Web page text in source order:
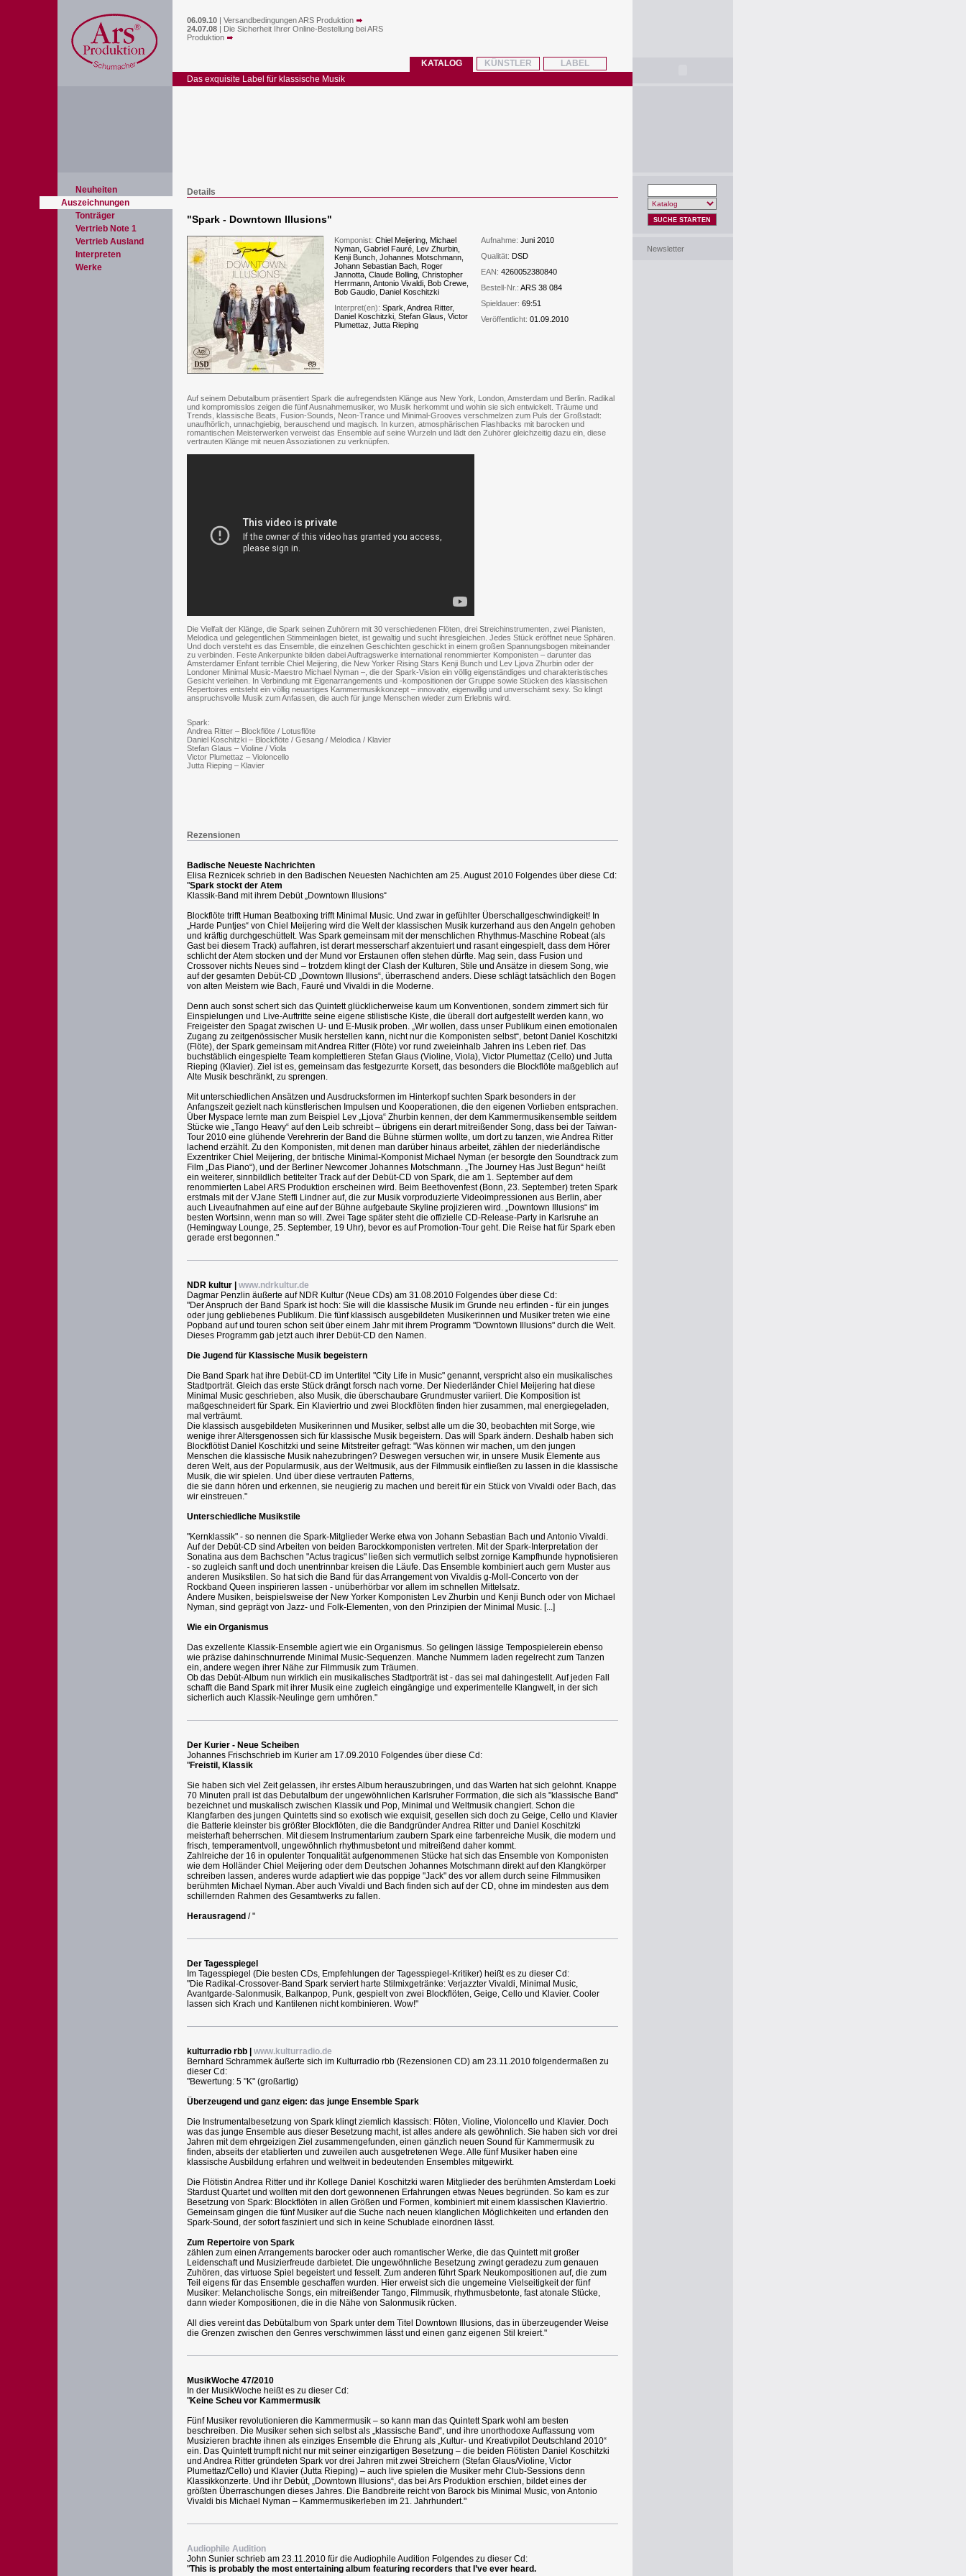
06.09.10 | Versandbedingungen ARS Produktion
24.07.08 | Die Sicherheit Ihrer Online-Bestellung bei ARS
Produktion
KATALOG KÜNSTLER
LABEL
Das exquisite Label für klassische Musik
Neuheiten
Auszeichnungen
Tonträger
Vertrieb Note 1
Vertrieb Ausland
Interpreten
Werke
Details
"Spark - Downtown Illusions"
Komponist: Chiel Meijering, Michael
Nyman, Gabriel Fauré, Lev Zhurbin,
Kenji Bunch, Johannes Motschmann,
Johann Sebastian Bach, Roger
Jannotta, Claude Bolling, Christopher
Herrmann, Antonio Vivaldi, Bob Crewe,
Bob Gaudio, Daniel Koschitzki
Interpret(en): Spark, Andrea Ritter,
Daniel Koschitzki, Stefan Glaus, Victor
Plumettaz, Jutta Rieping
Aufnahme: Juni 2010
Qualität: DSD
EAN: 4260052380840
Bestell-Nr.: ARS 38 084
Spieldauer: 69:51
Veröffentlicht: 01.09.2010
Auf seinem Debutalbum präsentiert Spark die aufregendsten Klänge aus New York, London, Amsterdam und Berlin. Radikal
und kompromisslos zeigen die fünf Ausnahmemusiker, wo Musik herkommt und wohin sie sich entwickelt. Träume und
Trends, klassische Beats, Fusion-Sounds, Neon-Trance und Minimal-Grooves verschmelzen zum Puls der Großstadt:
unaufhörlich, unnachgiebig, berauschend und magisch. In kurzen, atmosphärischen Flashbacks mit barocken und
romantischen Meisterwerken verweist das Ensemble auf seine Wurzeln und lädt den Zuhörer gleichzeitig dazu ein, diese
vertrauten Klänge mit neuen Assoziationen zu verknüpfen.
Die Vielfalt der Klänge, die Spark seinen Zuhörern mit 30 verschiedenen Flöten, drei Streichinstrumenten, zwei Pianisten,
Melodica und gelegentlichen Stimmeinlagen bietet, ist gewaltig und sucht ihresgleichen. Jedes Stück eröffnet neue Sphären.
Und doch versteht es das Ensemble, die einzelnen Geschichten geschickt in einem großen Spannungsbogen miteinander
zu verbinden. Feste Ankerpunkte bilden dabei Auftragswerke international renommierter Komponisten – darunter das
Amsterdamer Enfant terrible Chiel Meijering, die New Yorker Rising Stars Kenji Bunch und Lev Ljova Zhurbin oder der
Londoner Minimal Music-Maestro Michael Nyman –, die der Spark-Vision ein völlig eigenständiges und charakteristisches
Gesicht verleihen. In Verbindung mit Eigenarrangements und -kompositionen der Gruppe sowie Stücken des klassischen
Repertoires entsteht ein völlig neuartiges Kammermusikkonzept – innovativ, eigenwillig und unverschämt sexy. So klingt
anspruchsvolle Musik zum Anfassen, die auch für junge Menschen wieder zum Erlebnis wird.
Spark:
Andrea Ritter – Blockflöte / Lotusflöte
Daniel Koschitzki – Blockflöte / Gesang / Melodica / Klavier
Stefan Glaus – Violine / Viola
Victor Plumettaz – Violoncello
Jutta Rieping – Klavier
Rezensionen
Badische Neueste Nachrichten
Elisa Reznicek schrieb in den Badischen Neuesten Nachichten am 25. August 2010 Folgendes über diese Cd:
"Spark stockt der Atem
Klassik-Band mit ihrem Debüt „Downtown Illusions“
Blockflöte trifft Human Beatboxing trifft Minimal Music. Und zwar in gefühlter Überschallgeschwindigkeit! In
„Harde Puntjes“ von Chiel Meijering wird die Welt der klassischen Musik kurzerhand aus den Angeln gehoben
und kräftig durchgeschüttelt. Was Spark gemeinsam mit der menschlichen Rhythmus-Maschine Robeat (als
Gast bei diesem Track) auffahren, ist derart messerscharf akzentuiert und rasant eingespielt, dass dem Hörer
schlicht der Atem stocken und der Mund vor Erstaunen offen stehen dürfte. Mag sein, dass Fusion und
Crossover nichts Neues sind – trotzdem klingt der Clash der Kulturen, Stile und Ansätze in diesem Song, wie
auf der gesamten Debüt-CD „Downtown Illusions“, überraschend anders. Diese schlägt tatsächlich den Bogen
von alten Meistern wie Bach, Fauré und Vivaldi in die Moderne.
Denn auch sonst schert sich das Quintett glücklicherweise kaum um Konventionen, sondern zimmert sich für
Einspielungen und Live-Auftritte seine eigene stilistische Kiste, die überall dort aufgestellt werden kann, wo
Freigeister den Spagat zwischen U- und E-Musik proben. „Wir wollen, dass unser Publikum einen emotionalen
Zugang zu zeitgenössischer Musik herstellen kann, nicht nur die Komponisten selbst“, betont Daniel Koschitzki
(Flöte), der Spark gemeinsam mit Andrea Ritter (Flöte) vor rund zweieinhalb Jahren ins Leben rief. Das
buchstäblich eingespielte Team komplettieren Stefan Glaus (Violine, Viola), Victor Plumettaz (Cello) und Jutta
Rieping (Klavier). Ziel ist es, gemeinsam das festgezurrte Korsett, das besonders die Blockflöte maßgeblich auf
Alte Musik beschränkt, zu sprengen.
Mit unterschiedlichen Ansätzen und Ausdrucksformen im Hinterkopf suchten Spark besonders in der
Anfangszeit gezielt nach künstlerischen Impulsen und Kooperationen, die den eigenen Vorlieben entsprachen.
Über Myspace lernte man zum Beispiel Lev „Ljova“ Zhurbin kennen, der dem Kammermusikensemble seitdem
Stücke wie „Tango Heavy“ auf den Leib schreibt – übrigens ein derart mitreißender Song, dass bei der Taiwan-
Tour 2010 eine glühende Verehrerin der Band die Bühne stürmen wollte, um dort zu tanzen, wie Andrea Ritter
lachend erzählt. Zu den Komponisten, mit denen man darüber hinaus arbeitet, zählen der niederländische
Exzentriker Chiel Meijering, der britische Minimal-Komponist Michael Nyman (er besorgte den Soundtrack zum
Film „Das Piano“), und der Berliner Newcomer Johannes Motschmann. „The Journey Has Just Begun“ heißt
ein weiterer, sinnbildlich betitelter Track auf der Debüt-CD von Spark, die am 1. September auf dem
renommierten Label ARS Produktion erscheinen wird. Beim Beethovenfest (Bonn, 23. September) treten Spark
erstmals mit der VJane Steffi Lindner auf, die zur Musik vorproduzierte Videoimpressionen aus Berlin, aber
auch Liveaufnahmen auf eine auf der Bühne aufgebaute Skyline projizieren wird. „Downtown Illusions“ im
besten Wortsinn, wenn man so will. Zwei Tage später steht die offizielle CD-Release-Party in Karlsruhe an
(Hemingway Lounge, 25. September, 19 Uhr), bevor es auf Promotion-Tour geht. Die Reise hat für Spark eben
gerade erst begonnen."
NDR kultur | www.ndrkultur.de
Dagmar Penzlin äußerte auf NDR Kultur (Neue CDs) am 31.08.2010 Folgendes über diese Cd:
"Der Anspruch der Band Spark ist hoch: Sie will die klassische Musik im Grunde neu erfinden - für ein junges
oder jung gebliebenes Publikum. Die fünf klassisch ausgebildeten Musikerinnen und Musiker treten wie eine
Popband auf und touren schon seit über einem Jahr mit ihrem Programm "Downtown Illusions" durch die Welt.
Dieses Programm gab jetzt auch ihrer Debüt-CD den Namen.
Die Jugend für Klassische Musik begeistern
Die Band Spark hat ihre Debüt-CD im Untertitel "City Life in Music" genannt, verspricht also ein musikalisches
Stadtporträt. Gleich das erste Stück drängt forsch nach vorne. Der Niederländer Chiel Meijering hat diese
Minimal Music geschrieben, also Musik, die überschaubare Grundmuster variiert. Die Komposition ist
maßgeschneidert für Spark. Ein Klaviertrio und zwei Blockflöten finden hier zusammen, mal energiegeladen,
mal verträumt.
Die klassisch ausgebildeten Musikerinnen und Musiker, selbst alle um die 30, beobachten mit Sorge, wie
wenige ihrer Altersgenossen sich für klassische Musik begeistern. Das will Spark ändern. Deshalb haben sich
Blockflötist Daniel Koschitzki und seine Mitstreiter gefragt: "Was können wir machen, um den jungen
Menschen die klassische Musik nahezubringen? Deswegen versuchen wir, in unsere Musik Elemente aus
deren Welt, aus der Popularmusik, aus der Weltmusik, aus der Filmmusik einfließen zu lassen in die klassische
Musik, die wir spielen. Und über diese vertrauten Patterns,
die sie dann hören und erkennen, sie neugierig zu machen und bereit für ein Stück von Vivaldi oder Bach, das
wir einstreuen."
Unterschiedliche Musikstile
"Kernklassik" - so nennen die Spark-Mitglieder Werke etwa von Johann Sebastian Bach und Antonio Vivaldi.
Auf der Debüt-CD sind Arbeiten von beiden Barockkomponisten vertreten. Mit der Spark-Interpretation der
Sonatina aus dem Bachschen "Actus tragicus" ließen sich vermutlich selbst zornige Kampfhunde hypnotisieren
- so zugleich sanft und doch unentrinnbar kreisen die Läufe. Das Ensemble kombiniert auch gern Muster aus
anderen Musikstilen. So hat sich die Band für das Arrangement von Vivaldis g-Moll-Concerto von der
Rockband Queen inspirieren lassen - unüberhörbar vor allem im schnellen Mittelsatz.
Andere Musiken, beispielsweise der New Yorker Komponisten Lev Zhurbin und Kenji Bunch oder von Michael
Nyman, sind geprägt von Jazz- und Folk-Elementen, von den Prinzipien der Minimal Music. [...]
Wie ein Organismus
Das exzellente Klassik-Ensemble agiert wie ein Organismus. So gelingen lässige Tempospielerein ebenso
wie präzise dahinschnurrende Minimal Music-Sequenzen. Manche Nummern laden regelrecht zum Tanzen
ein, andere wegen ihrer Nähe zur Filmmusik zum Träumen.
Ob das Debüt-Album nun wirklich ein musikalisches Stadtporträt ist - das sei mal dahingestellt. Auf jeden Fall
schafft die Band Spark mit ihrer Musik eine zugleich eingängige und experimentelle Klangwelt, in der sich
sicherlich auch Klassik-Neulinge gern umhören."
Der Kurier - Neue Scheiben
Johannes Frischschrieb im Kurier am 17.09.2010 Folgendes über diese Cd:
"Freistil, Klassik
Sie haben sich viel Zeit gelassen, ihr erstes Album herauszubringen, und das Warten hat sich gelohnt. Knappe
70 Minuten prall ist das Debutalbum der ungewöhnlichen Karlsruher Forrmation, die sich als "klassische Band"
bezeichnet und muskalisch zwischen Klassik und Pop, Minimal und Weltmusik changiert. Schon die
Klangfarben des jungen Quintetts sind so exotisch wie exquisit, gesellen sich doch zu Geige, Cello und Klavier
die Batterie kleinster bis größter Blockflöten, die die Bandgründer Andrea Ritter und Daniel Koschitzki
meisterhaft beherrschen. Mit diesem Instrumentarium zaubern Spark eine farbenreiche Musik, die modern und
frisch, temperamentvoll, ungewöhnlich rhythmusbetont und mitreißend daher kommt.
Zahlreiche der 16 in opulenter Tonqualität aufgenommenen Stücke hat sich das Ensemble von Komponisten
wie dem Holländer Chiel Meijering oder dem Deutschen Johannes Motschmann direkt auf den Klangkörper
schreiben lassen, anderes wurde adaptiert wie das poppige "Jack" des vor allem durch seine Filmmusiken
berühmten Michael Nyman. Aber auch Vivaldi und Bach finden sich auf der CD, ohne im mindesten aus dem
schillernden Rahmen des Gesamtwerks zu fallen.
Herausragend / "
Der Tagesspiegel
Im Tagesspiegel (Die besten CDs, Empfehlungen der Tagesspiegel-Kritiker) heißt es zu dieser Cd:
"Die Radikal-Crossover-Band Spark serviert harte Stilmixgetränke: Verjazzter Vivaldi, Minimal Music,
Avantgarde-Salonmusik, Balkanpop, Punk, gespielt von zwei Blockflöten, Geige, Cello und Klavier. Cooler
lassen sich Krach und Kantilenen nicht kombinieren. Wow!"
kulturradio rbb | www.kulturradio.de
Bernhard Schrammek äußerte sich im Kulturradio rbb (Rezensionen CD) am 23.11.2010 folgendermaßen zu
dieser Cd:
"Bewertung: 5 "K" (großartig)
Überzeugend und ganz eigen: das junge Ensemble Spark
Die Instrumentalbesetzung von Spark klingt ziemlich klassisch: Flöten, Violine, Violoncello und Klavier. Doch
was das junge Ensemble aus dieser Besetzung macht, ist alles andere als gewöhnlich. Sie haben sich vor drei
Jahren mit dem ehrgeizigen Ziel zusammengefunden, einen gänzlich neuen Sound für Kammermusik zu
finden, abseits der etablierten und zuweilen auch ausgetretenen Wege. Alle fünf Musiker haben eine
klassische Ausbildung erfahren und weltweit in bedeutenden Ensembles mitgewirkt.
Die Flötistin Andrea Ritter und ihr Kollege Daniel Koschitzki waren Mitglieder des berühmten Amsterdam Loeki
Stardust Quartet und wollten mit den dort gewonnenen Erfahrungen etwas Neues begründen. So kam es zur
Besetzung von Spark: Blockflöten in allen Größen und Formen, kombiniert mit einem klassischen Klaviertrio.
Gemeinsam gingen die fünf Musiker auf die Suche nach neuen klanglichen Möglichkeiten und erfanden den
Spark-Sound, der sofort fasziniert und sich in keine Schublade einordnen lässt.
Zum Repertoire von Spark
zählen zum einen Arrangements barocker oder auch romantischer Werke, die das Quintett mit großer
Leidenschaft und Musizierfreude darbietet. Die ungewöhnliche Besetzung zwingt geradezu zum genauen
Zuhören, das virtuose Spiel begeistert und fesselt. Zum anderen führt Spark Neukompositionen auf, die zum
Teil eigens für das Ensemble geschaffen wurden. Hier erweist sich die ungemeine Vielseitigkeit der fünf
Musiker: Melancholische Songs, ein mitreißender Tango, Filmmusik, rhythmusbetonte, fast atonale Stücke,
dann wieder Kompositionen, die in die Nähe von Salonmusik rücken.
All dies vereint das Debütalbum von Spark unter dem Titel Downtown Illusions, das in überzeugender Weise
die Grenzen zwischen den Genres verschwimmen lässt und einen ganz eigenen Stil kreiert."
MusikWoche 47/2010
In der MusikWoche heißt es zu dieser Cd:
"Keine Scheu vor Kammermusik
Fünf Musiker revolutionieren die Kammermusik – so kann man das Quintett Spark wohl am besten
beschreiben. Die Musiker sehen sich selbst als „klassische Band“, und ihre unorthodoxe Auffassung vom
Musizieren brachte ihnen als einziges Ensemble die Ehrung als „Kultur- und Kreativpilot Deutschland 2010“
ein. Das Quintett trumpft nicht nur mit seiner einzigartigen Besetzung – die beiden Flötisten Daniel Koschitzki
und Andrea Ritter gründeten Spark vor drei Jahren mit zwei Streichern (Stefan Glaus/Violine, Victor
Plumettaz/Cello) und Klavier (Jutta Rieping) – auch live spielen die Musiker mehr Club-Sessions denn
Klassikkonzerte. Und ihr Debüt, „Downtown Illusions“, das bei Ars Produktion erschien, bildet eines der
größten Überraschungen dieses Jahres. Die Bandbreite reicht von Barock bis Minimal Music, von Antonio
Vivaldi bis Michael Nyman – Kammermusikerleben im 21. Jahrhundert."
Audiophile Audition
John Sunier schrieb am 23.11.2010 für die Audiophile Audition Folgendes zu dieser Cd:
"This is probably the most entertaining album featuring recorders that I’ve ever heard.
SUCHE STARTEN
Newsletter